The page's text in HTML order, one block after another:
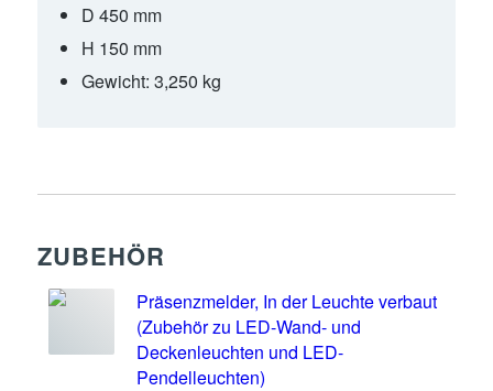
D 450 mm
H 150 mm
Gewicht: 3,250 kg
ZUBEHÖR
Präsenzmelder, In der Leuchte verbaut
(Zubehör zu LED-Wand- und
Deckenleuchten und LED-
Pendelleuchten)